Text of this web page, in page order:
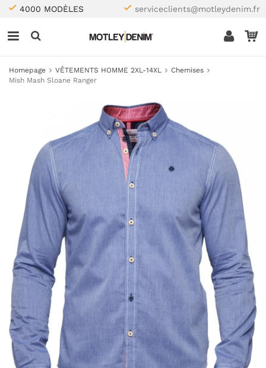
4000 MODÈLES serviceclients@motleydenim.fr
Homepage VÊTEMENTS HOMME 2XL-14XL
Chemises
Mish Mash Sloane Ranger